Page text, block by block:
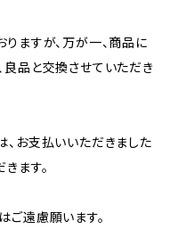
ますが、万が一、商品に
品と交換させていただき
お支払いいただきました
ます。
遠慮願います。